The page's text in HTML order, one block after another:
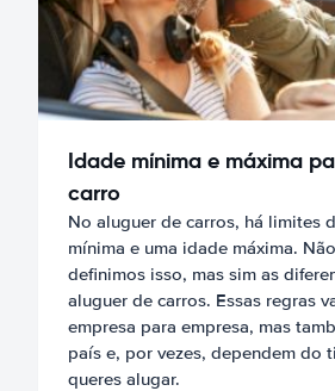
Idade mínima e máxima
carro
No aluguer de carros, há limites
mínima e uma idade máxima.
definimos isso, mas sim as
aluguer de carros. Essas regras
empresa para empresa, mas
país e, por vezes, dependem do
queres alugar.